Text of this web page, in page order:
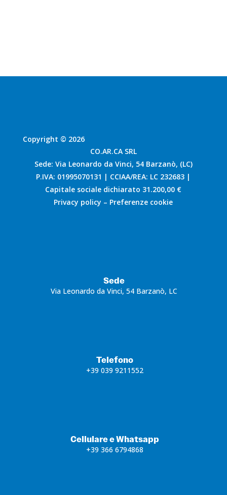
Copyright © 2026
CO.AR.CA SRL
Sede: Via Leonardo da Vinci, 54 Barzanò, (LC)
P.IVA: 01995070131 | CCIAA/REA: LC 232683 |
Capitale sociale dichiarato 31.200,00 €
Privacy policy – Preferenze cookie
Sede
Via Leonardo da Vinci, 54 Barzanò, LC
Telefono
+39 039 9211552
Cellulare e Whatsapp
+39 366 6794868